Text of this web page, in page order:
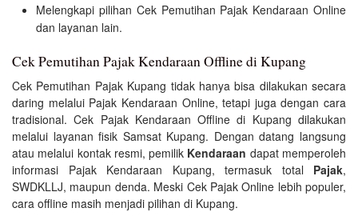
Melengkapi pilihan Cek Pemutihan Pajak Kendaraan Online
dan layanan lain.
Cek Pemutihan Pajak Kendaraan Offline di Kupang
Cek Pemutihan Pajak Kupang tidak hanya bisa dilakukan secara
daring melalui Pajak Kendaraan Online, tetapi juga dengan cara
tradisional. Cek Pajak Kendaraan Offline di Kupang dilakukan
melalui layanan fisik Samsat Kupang. Dengan datang langsung
atau melalui kontak resmi, pemilik Kendaraan dapat memperoleh
informasi Pajak Kendaraan Kupang, termasuk total Pajak,
SWDKLLJ, maupun denda. Meski Cek Pajak Online lebih populer,
cara offline masih menjadi pilihan di Kupang.